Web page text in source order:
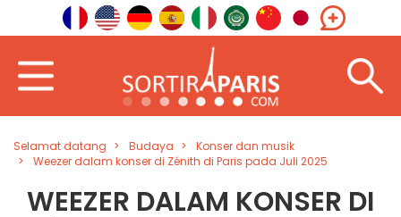
Selamat datang Budaya
Konser dan musik
Weezer dalam konser di Zénith di Paris pada Juli 2025
WEEZER DALAM KONSER DI